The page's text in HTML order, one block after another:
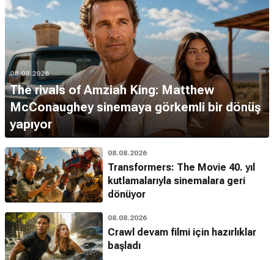
08.08.2026
The rivals of Amziah King: Matthew
McConaughey sinemaya görkemli bir dönüş
yapıyor
08.08.2026
Transformers: The Movie 40. yıl
kutlamalarıyla sinemalara geri
dönüyor
08.08.2026
Crawl devam filmi için hazırlıklar
başladı